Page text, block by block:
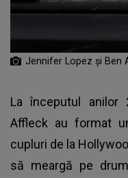
Jennifer Lopez și Ben
La începutul anilor
Affleck au format
cupluri de la
să meargă pe